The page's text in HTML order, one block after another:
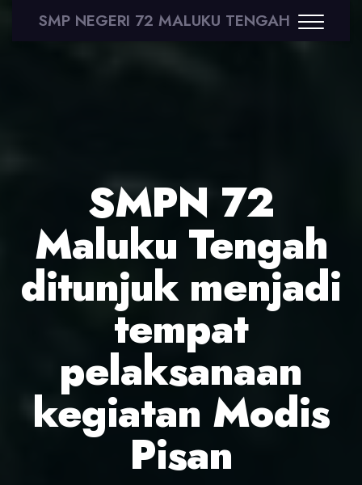
SMP NEGERI 72 MALUKU TENGAH
SMPN 72
Maluku Tengah
ditunjuk menjadi
tempat
pelaksanaan
kegiatan Modis
Pisan